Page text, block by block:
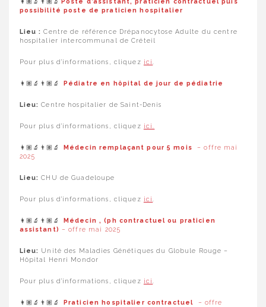
possibilité poste de praticien hospitalier
Lieu :Centre de référence Drépanocytose Adulte du centre
hospitalier intercommunal de Créteil
Pour plus d’informations, cliquez ici
👩🏽‍🔬👨🏽‍🔬 Pédiatre en hôpital de jour de pédiatrie
Lieu:Centre hospitalier de Saint-Denis
Pour plus d’informations, cliquez ici.
👩🏽‍🔬👨🏽‍🔬 Médecin remplaçant pour 5 mois
– offre mai
2025
Lieu: CHU de Guadeloupe
Pour plus d’informations, cliquez ici
👩🏽‍🔬👨🏽‍🔬
Médecin , (ph contractuel ou praticien
assistant) – offre mai 2025
Lieu: Unité des Maladies Génétiques du Globule Rouge –
Hôpital Henri Mondor
Pour plus d’informations, cliquez ici
👩🏽‍🔬👨🏽‍🔬 Praticien hospitalier contractuel
– offre